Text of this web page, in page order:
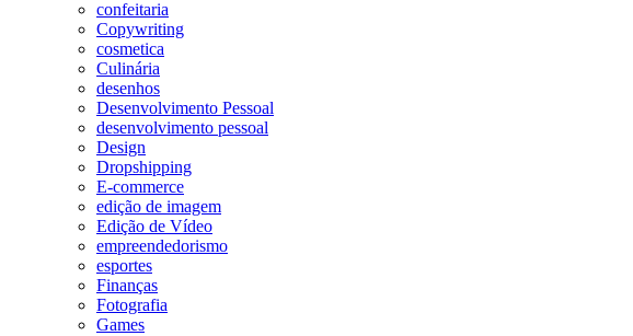
confeitaria
Copywriting
cosmetica
Culinária
desenhos
Desenvolvimento Pessoal
desenvolvimento pessoal
Design
Dropshipping
E-commerce
edição de imagem
Edição de Vídeo
empreendedorismo
esportes
Finanças
Fotografia
Games